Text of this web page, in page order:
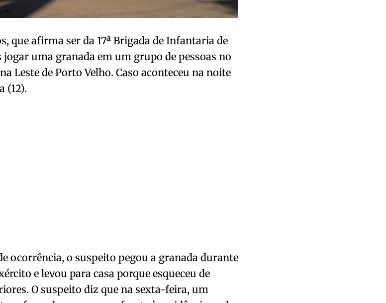
que afirma ser da 17ª Brigada de Infantaria de
jogar uma granada em um grupo de pessoas no
Leste de Porto Velho. Caso aconteceu na noite
(12).
ocorrência, o suspeito pegou a granada durante
e levou para casa porque esqueceu de
O suspeito diz que na sexta-feira, um